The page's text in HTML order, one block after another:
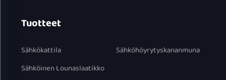
Tuotteet
Sähkökattila
Sähköinen Lounaslaatikko
Sähköhöyrytyskananmuna